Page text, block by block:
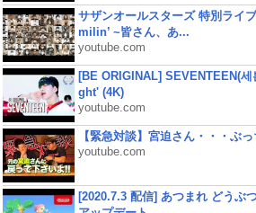
サザンオールスターズ 特別ライ
milin’ ~皆さん、あ...
youtube.com
[BE ORIGINAL] SEVENTEEN(
ght' (4K)
youtube.com
【緊急対談】宮迫さん・・・ぶ
youtube.com
[2020.7.3 配信] あつまれ どうぶ